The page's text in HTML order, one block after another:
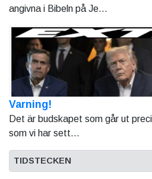
angivna i Bibeln på Je...
Varning!
Det är budskapet som går ut
som vi har sett...
TIDSTECKEN